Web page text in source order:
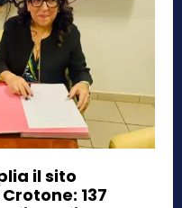
il sito
137